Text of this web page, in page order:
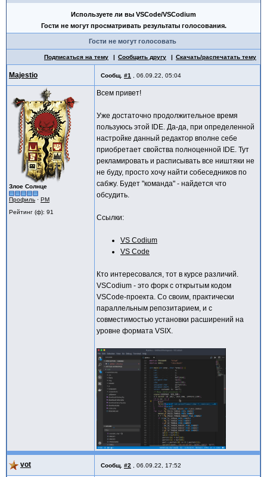
Используете ли вы VSCode/VSCodium
Гости не могут просматривать результаты голосования.
Гости не могут голосовать
Подписаться на тему Сообщить другу Скачать/распечатать тему
Majestio Сообщ. #1 06.09.22, 05:04
Злое Солнце
Профиль · PM
Рейтинг (ф): 91
Всем привет!
Уже достаточно продолжительное время
пользуюсь этой IDE. Да-да, при определенной
настройке данный редактор вполне себе
приобретает свойства полноценной IDE. Тут
рекламировать и расписывать все ништяки не
не буду, просто хочу найти собеседников по
сабжу. Будет "команда" - найдется что
обсудить.
Ссылки:
VS Codium
VS Code
Кто интересовался, тот в курсе различий.
VSCodium - это форк с открытым кодом
VSCode-проекта. Cо своим, практически
параллельным репозитарием, и с
совместимостью установки расширений на
уровне формата VSIX.
vot Сообщ. #2 06.09.22, 17:52